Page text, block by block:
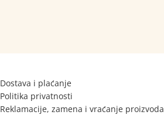
Dostava i plaćanje
Politika privatnosti
Reklamacije, zamena i vraćanje proizvoda